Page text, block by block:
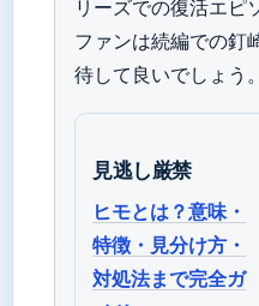
リーズでの復活エピ
ファンは続編での釘
待して良いでしょう。
見逃し厳禁
ヒモとは？意味・
特徴・見分け方・
対処法まで完全ガ